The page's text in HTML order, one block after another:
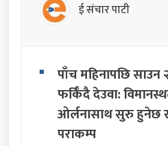
ई संचार पाटी
पाँच महिनापछि
फर्किँदै देउवा:
ओर्लनासाथ सुरु हुनेछ
पराकम्प